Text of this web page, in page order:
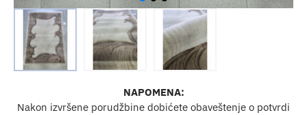
NAPOMENA:
Nakon izvršene porudžbine dobićete obaveštenje o potvrdi